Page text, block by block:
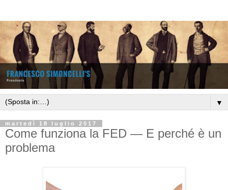
▼
martedì 18 luglio 2017
Come funziona la FED — E perché è un
problema